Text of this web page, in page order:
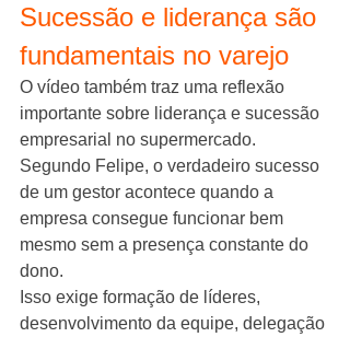
Sucessão e liderança são
fundamentais no varejo
O vídeo também traz uma reflexão
importante sobre liderança e sucessão
empresarial no supermercado.
Segundo Felipe, o verdadeiro sucesso
de um gestor acontece quando a
empresa consegue funcionar bem
mesmo sem a presença constante do
dono.
Isso exige formação de líderes,
desenvolvimento da equipe, delegação